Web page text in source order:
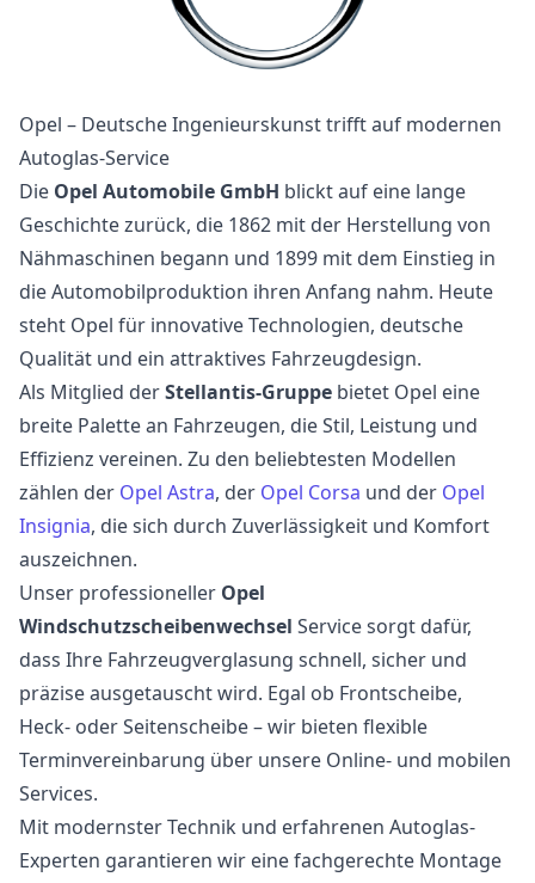
Opel – Deutsche Ingenieurskunst trifft auf modernen
Autoglas-Service
Die Opel Automobile GmbH blickt auf eine lange
Geschichte zurück, die 1862 mit der Herstellung von
Nähmaschinen begann und 1899 mit dem Einstieg in
die Automobilproduktion ihren Anfang nahm. Heute
steht Opel für innovative Technologien, deutsche
Qualität und ein attraktives Fahrzeugdesign.
Als Mitglied derStellantis-Gruppe bietet Opel eine
breite Palette an Fahrzeugen, die Stil, Leistung und
Effizienz vereinen. Zu den beliebtesten Modellen
zählen der Opel Astra, der Opel Corsa und der Opel
Insignia, die sich durch Zuverlässigkeit und Komfort
auszeichnen.
Unser professioneller Opel
Windschutzscheibenwechsel Service sorgt dafür,
dass Ihre Fahrzeugverglasung schnell, sicher und
präzise ausgetauscht wird. Egal ob Frontscheibe,
Heck- oder Seitenscheibe – wir bieten flexible
Terminvereinbarung über unsere Online- und mobilen
Services.
Mit modernster Technik und erfahrenen Autoglas-
Experten garantieren wir eine fachgerechte Montage